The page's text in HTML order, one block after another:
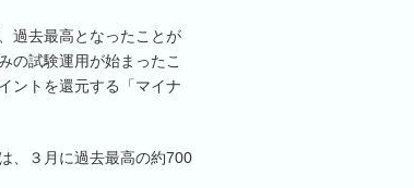
過去最高となったことが
の試験運用が始まったこ
ントを還元する「マイナ
、３月に過去最高の約700